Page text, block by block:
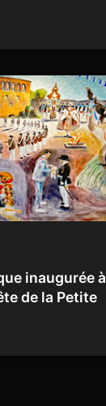
inaugurée à
de la Petite